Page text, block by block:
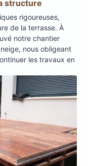
structure
rigoureuses,
de la terrasse. À
notre chantier
nous obligeant
les travaux en